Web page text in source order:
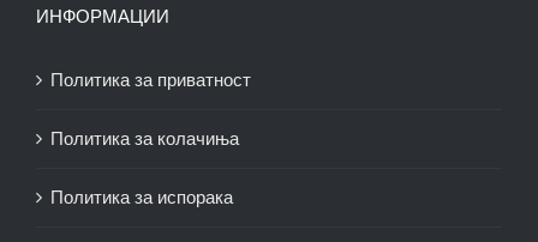
ИНФОРМАЦИИ
Политика за приватност
Политика за колачиња
Политика за испорака